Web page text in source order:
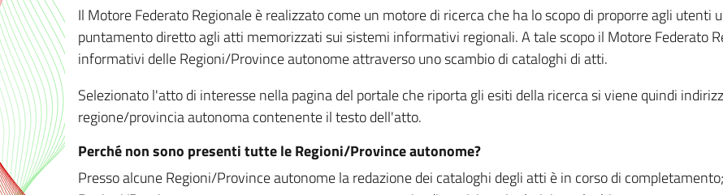
Il Motore Federato Regionale è realizzato come un motore di ricerca che ha lo scopo di proporre agli
puntamento diretto agli atti memorizzati sui sistemi informativi regionali. A tale scopo il Motore Federato
informativi delle Regioni/Province autonome attraverso uno scambio di cataloghi di atti.
Selezionato l'atto di interesse nella pagina del portale che riporta gli esiti della ricerca si viene quindi
regione/provincia autonoma contenente il testo dell'atto.
Perché non sono presenti tutte le Regioni/Province autonome?
Presso alcune Regioni/Province autonome la redazione dei cataloghi degli atti è in corso di